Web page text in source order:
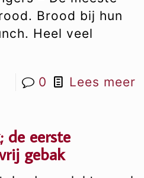
Brood bij hun
Heel veel
0 Lees meer
de eerste
gebak